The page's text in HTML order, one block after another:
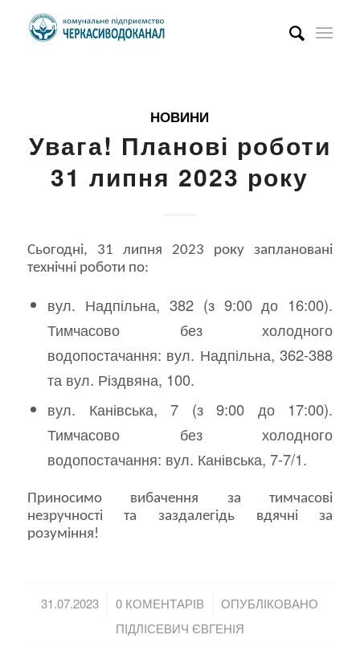
НОВИНИ
Увага! Планові роботи
31 липня 2023 року
Сьогодні, 31 липня 2023 року заплановані
технічні роботи по:
вул. Надпільна, 382 (з 9:00 до 16:00).
Тимчасово без холодного
водопостачання: вул. Надпільна, 362-388
та вул. Різдвяна, 100.
вул. Канівська, 7 (з 9:00 до 17:00).
Тимчасово без холодного
водопостачання: вул. Канівська, 7-7/1.
Приносимо вибачення за тимчасові
незручності та заздалегідь вдячні за
розуміння!
31.07.2023
/ 0 КОМЕНТАРІВ
/
ОПУБЛІКОВАНО
ПІДЛІСЕВИЧ ЄВГЕНІЯ